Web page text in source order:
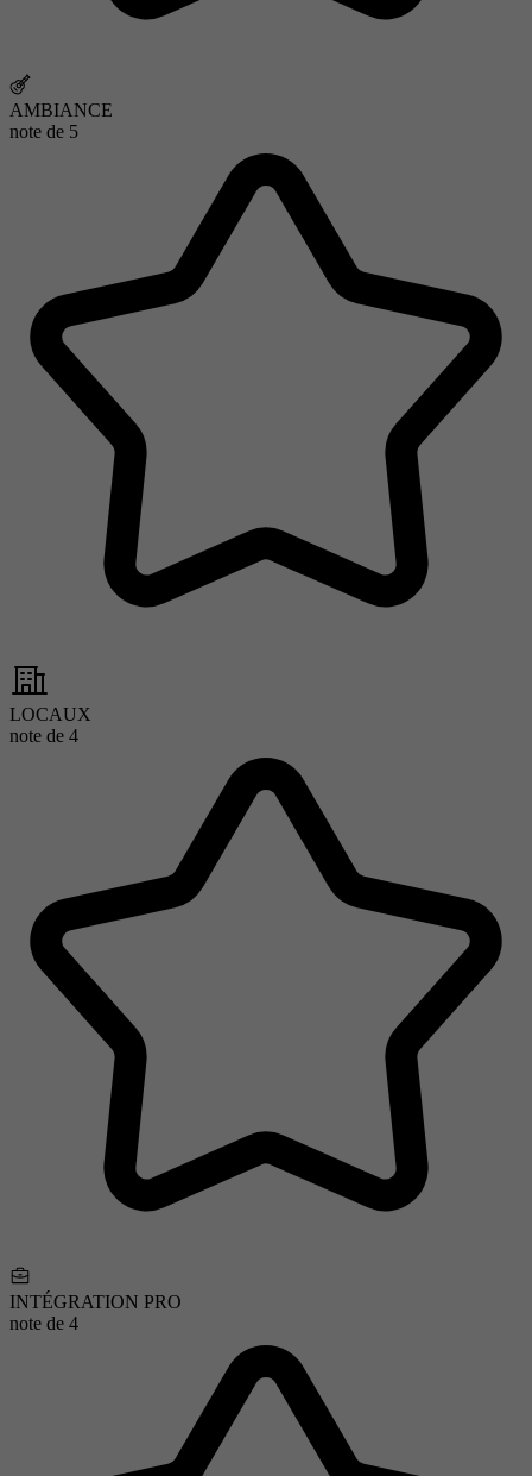
AMBIANCE
note de 5
LOCAUX
note de 4
INTÉGRATION PRO
note de 4